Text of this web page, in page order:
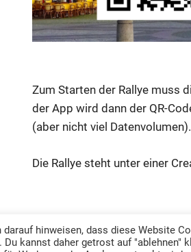
Zum Starten der Rallye muss
der App wird dann der QR-
(aber nicht viel Datenvolumen).
Die Rallye steht unter einer
von ThemeZee.
hinweisen, dass diese Website
Du kannst daher getrost auf